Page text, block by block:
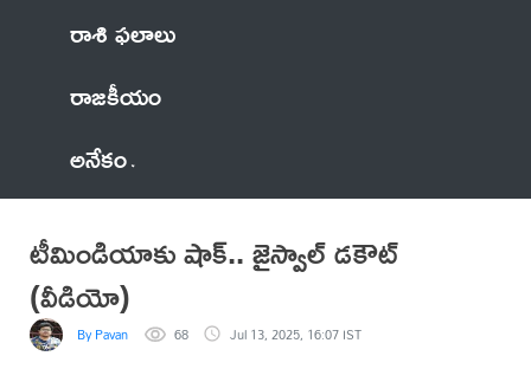
రాశి ఫలాలు
రాజకీయం
అనేకం
టీమిండియాకు షాక్‌.. జైస్వాల్‌ డకౌట్‌
(వీడియో)
By Pavan 68 Jul 13, 2025, 16:07 IST